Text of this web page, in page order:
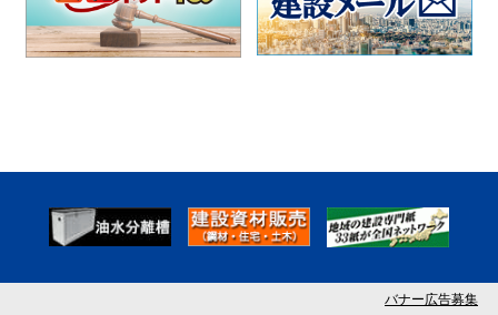
バナー広告募集